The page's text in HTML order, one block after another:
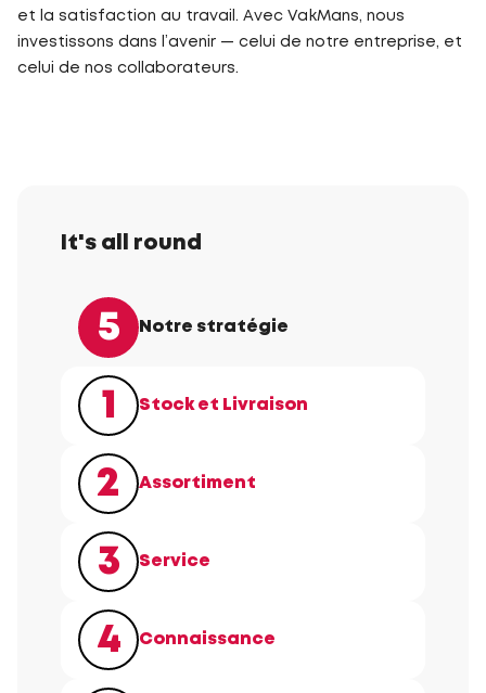
et la satisfaction au travail. Avec VakMans, nous
investissons dans l’avenir — celui de notre entreprise, et
celui de nos collaborateurs.
It's all round
5 Notre stratégie
1 Stock et Livraison
2 Assortiment
3 Service
4 Connaissance